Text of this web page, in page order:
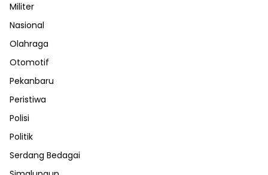
Militer
Nasional
Olahraga
Otomotif
Pekanbaru
Peristiwa
Polisi
Politik
Serdang Bedagai